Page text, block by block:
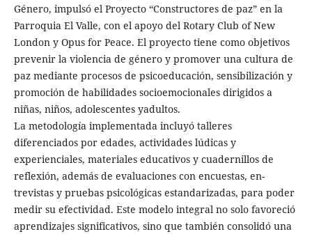
Género, impulsó el Proyecto “Constructores de paz” en la
Parroquia El Valle, con el apoyo del Rotary Club of New
London y Opus for Peace. El proyecto tiene como objetivos
prevenir la violencia de género y promover una cultura de
paz mediante procesos de psicoeducación, sensibilización y
promoción de habilidades socioemocionales dirigidos a
niñas, niños, adolescentes yadultos.
La metodología implementada incluyó talleres
diferenciados por edades, actividades lúdicas y
experienciales, materiales educativos y cuadernillos de
reflexión, además de evaluaciones con encuestas, en-
trevistas y pruebas psicológicas estandarizadas, para poder
medir su efectividad. Este modelo integral no solo favoreció
aprendizajes significativos, sino que también consolidó una